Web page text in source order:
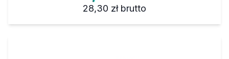
28,30 zł brutto